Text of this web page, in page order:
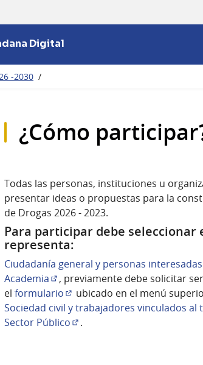
Digital
-2030 /
¿Cómo
Todas las personas, instituciones u
presentar ideas o propuestas para la
de Drogas 2026 - 2023.
Para participar debe seleccionar
representa:
Ciudadanía general y personas interesadas
Academia
(Abrir en una pestaña nueva)
, previamente debe solicitar
el formulario
(Abrir en una pestaña nueva)
ubicado en el menú
Sociedad civil y trabajadores vinculados al
Sector Público
.